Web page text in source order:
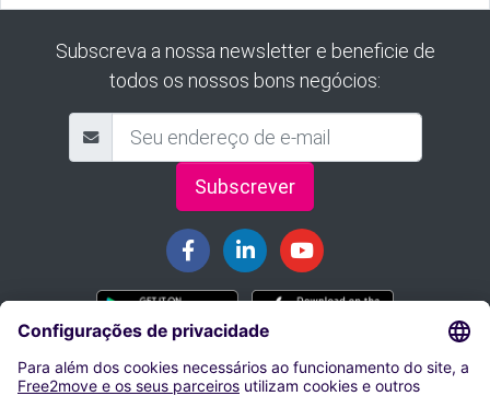
Subscreva a nossa newsletter e beneficie de
todos os nossos bons negócios:
Subscrever